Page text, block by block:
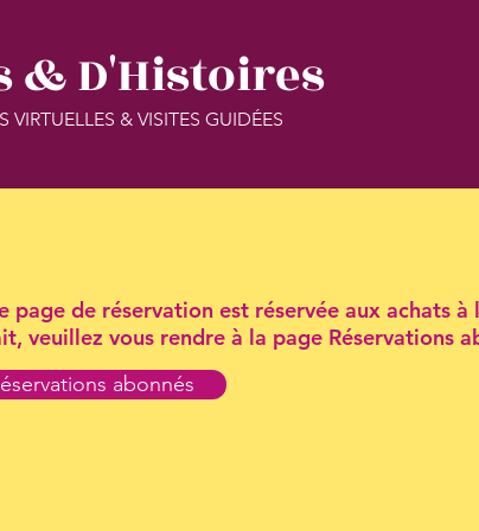
& D'Histoires
VIRTUELLES & VISITES GUIDÉES
page de réservation est réservée aux achats
veuillez vous rendre à la page Réservations
abonnés